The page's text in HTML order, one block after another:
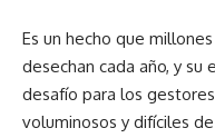
Es un hecho que
desechan cada año, y
desafío para los
voluminosos y difíciles